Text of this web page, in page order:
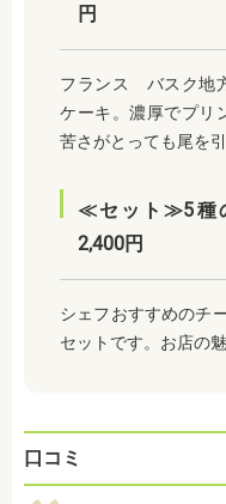
円
フランス バスク地
ケーキ。濃厚でプリ
苦さがとっても尾を引
≪セット≫5種
2,400円
シェフおすすめのチ
セットです。お店の
口コミ